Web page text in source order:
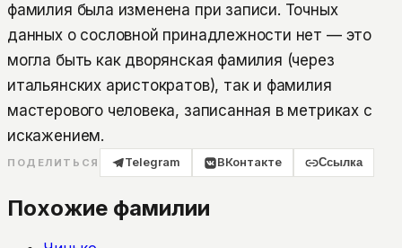
фамилия была изменена при записи. Точных
данных о сословной принадлежности нет — это
могла быть как дворянская фамилия (через
итальянских аристократов), так и фамилия
мастерового человека, записанная в метриках с
искажением.
ПОДЕЛИТЬСЯ Telegram ВКонтакте Ссылка
Похожие фамилии